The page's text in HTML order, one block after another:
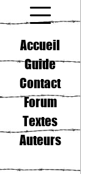
Accueil
Guide
Contact
Forum
Textes
Auteurs